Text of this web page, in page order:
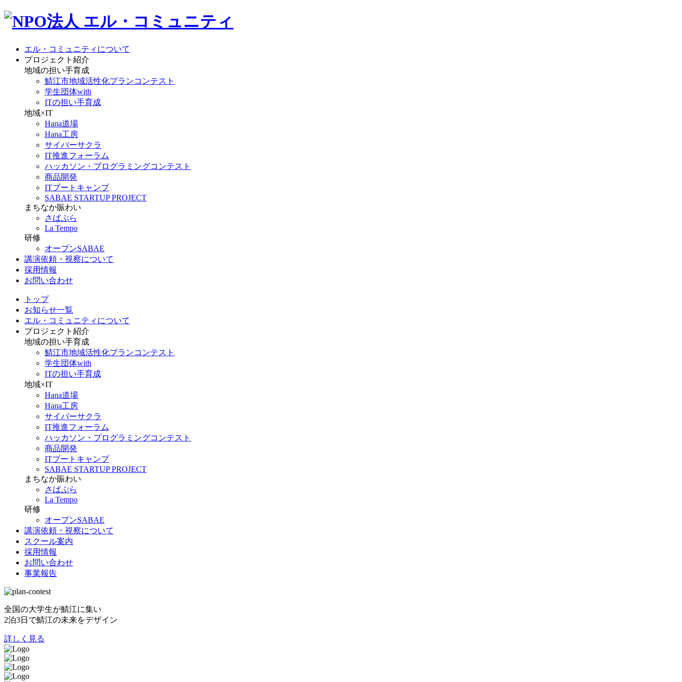
エル・コミュニティについて
プロジェクト紹介
地域の担い手育成
鯖江市地域活性化プランコンテスト
学生団体with
ITの担い手育成
地域×IT
Hana道場
Hana工房
サイバーサクラ
IT推進フォーラム
ハッカソン・プログラミングコンテスト
商品開発
ITブートキャンプ
SABAE STARTUP PROJECT
まちなか賑わい
さばぷら
La Tempo
研修
オープンSABAE
講演依頼・視察について
採用情報
お問い合わせ
トップ
お知らせ一覧
エル・コミュニティについて
プロジェクト紹介
地域の担い手育成
鯖江市地域活性化プランコンテスト
学生団体with
ITの担い手育成
地域×IT
Hana道場
Hana工房
サイバーサクラ
IT推進フォーラム
ハッカソン・プログラミングコンテスト
商品開発
ITブートキャンプ
SABAE STARTUP PROJECT
まちなか賑わい
さばぷら
La Tempo
研修
オープンSABAE
講演依頼・視察について
スクール案内
採用情報
お問い合わせ
事業報告
全国の大学生が鯖江に集い
2泊3日で鯖江の未来をデザイン
詳しく見る